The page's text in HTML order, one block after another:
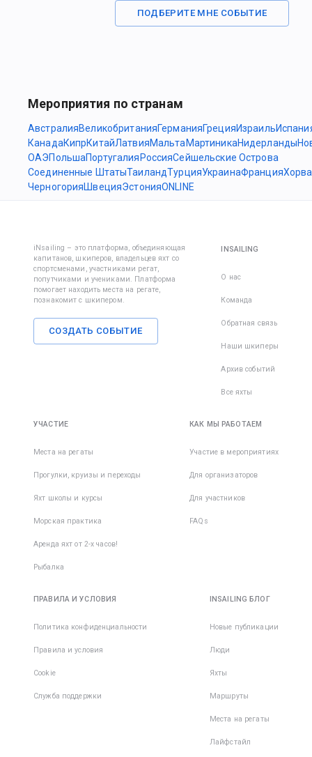
ПОДБЕРИТЕ МНЕ СОБЫТИЕ
Мероприятия по странам
АвстралияВеликобританияГерманияГрецияИзраиль
КанадаКипрКитайЛатвияМальта МартиникаНидерланды
ОАЭПольшаПортугалия РоссияСейшельские Острова
Соединенные ШтатыТаиландТурцияУкраинаФранция
ЧерногорияШвецияЭстонияONLINE
iNsailing – это платформа, объединяющая
капитанов, шкиперов, владельцев яхт со
спортсменами, участниками регат,
попутчиками и учениками. Платформа
помогает находить места на регате,
познакомит с шкипером.
СОЗДАТЬ СОБЫТИЕ
INSAILING
О нас
Команда
Обратная связь
Наши шкиперы
Архив событий
Все яхты
УЧАСТИЕ
Места на регаты
Прогулки, круизы и переходы
Яхт школы и курсы
Морская практика
Аренда яхт от 2-х часов!
Рыбалка
КАК МЫ РАБОТАЕМ
Участие в мероприятиях
Для организаторов
Для участников
FAQs
ПРАВИЛА И УСЛОВИЯ
Политика конфиденциальности
Правила и условия
Cookie
Служба поддержки
INSAILING БЛОГ
Новые публикации
Люди
Яхты
Маршруты
Места на регаты
Лайфстайл